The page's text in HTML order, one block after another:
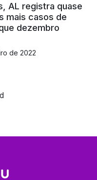
AL registra quase
mais casos de
dezembro
de 2022